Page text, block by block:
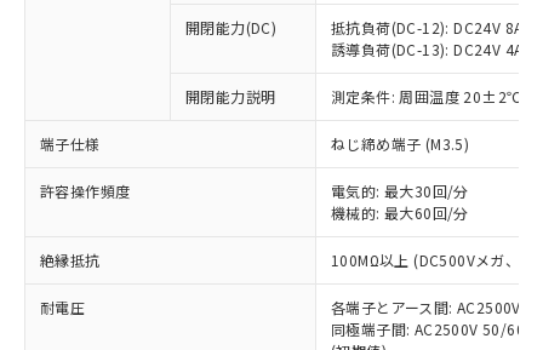
開閉能力(DC)
抵抗負荷(DC-12): DC24V 8A/
誘導負荷(DC-13): DC24V 4A/
開閉能力説明 測定条件: 周囲温度 20±2℃、
端子仕様 ねじ締め端子 (M3.5)
許容操作頻度
電気的: 最大30回/分
機械的: 最大60回/分
絶縁抵抗 100MΩ以上 (DC500Vメガ、点
耐電圧
各端子とアース間: AC2500V
同極端子間: AC2500V 50/
本サービスは、当社制御機器事業取扱
商品の当社在庫状況および標準価格
(税抜)を提供させていただくもので
当社制御機器事業取扱商品の中には、
ことをご了承ください。
在庫状況および標準価格照会結果は、
記載している更新日時点での社内デー
タに基づき作成されるものであり、閲
覧された時点での実際の在庫および標
準価格とは異なる場合があることをご
調査・確認中：EU RoHS指令（10物質）の
非含有の対応状況を調査中または確認中の
非該当品：ライセンス料など無形物で、有
害物質有無と関係のない商品です。
仕入先様の事情により、非含有部品として
いたものが、含有品と判明した場合などや
むを得ず変更することがあります。
*EU RoHS指令（10物質）：
鉛(Pb) 1000ppm以下、 水銀(Hg) 1000ppm以下、 カド
六価クロム(Cr(Ⅵ)) 1000ppm以下、ポリ臭化ビフェニル
類(PBB) 1000ppm以下、ポリ臭化ジフェニルエーテル類
「○」：最大均質材料含有率が中国RoHSの
基準値以下であることを示します。
「×」：最大均質材料含有率が中国RoHSの
基準値を超えていることを示します。
「－」：未確認です。当社販売部門へお問
*中国RoHS10物質の基準値 (GB/T26572)：
Pb(鉛) :1000ppm、 Hg(水銀) : 1000ppm、 Cd(カドミウ
Cr(Ⅵ)(六価クロム) : 1000ppm、 PBBs(ポリ臭化ビフェ
当社は、これら貴社製品のうち、外国
為替および外国貿易法に定める商品
または国外への提供する場合は、日本
国政府の輸出許可(または役務取引許
可)を取得するなどの必要な手続きを